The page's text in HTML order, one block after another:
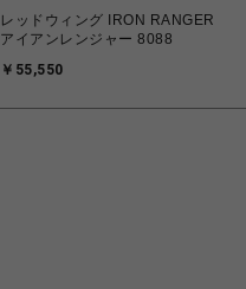
レッドウィング IRON RANGER
アイアンレンジャー 8088
￥55,550